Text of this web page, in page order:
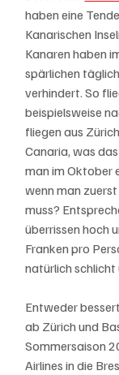
haben eine
Kanarischen
Kanaren haben
spärlichen
verhindert. So
beispielsweise
fliegen aus
Canaria, was
man im Oktober
wenn man
muss?
überrissen hoch
Franken pro
natürlich schlicht
Entweder
ab Zürich und
Sommersaison
Airlines in die